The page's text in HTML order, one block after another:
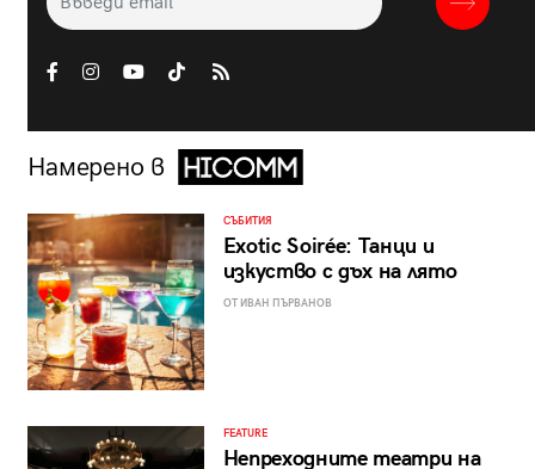
Намерено в
СЪБИТИЯ
Exotic Soirée: Танци и
изкуство с дъх на лято
ОТ ИВАН ПЪРВАНОВ
FEATURE
Непреходните театри на